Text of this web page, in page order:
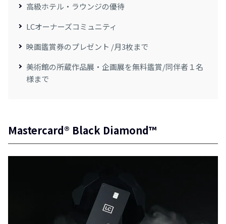
高級ホテル・ラウンジの優待
LCオーナーズコミュニティ
映画鑑賞券のプレゼント /月3枚まで
美術館の所蔵作品展・企画展を無料鑑賞/同伴者１名
様まで
Mastercard® Black Diamond™